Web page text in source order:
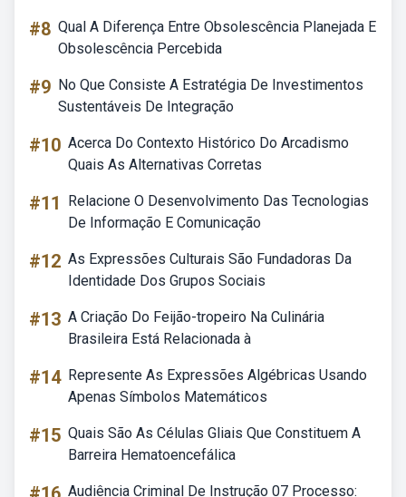
#8 Qual A Diferença Entre Obsolescência Planejada E
Obsolescência Percebida
#9 No Que Consiste A Estratégia De Investimentos
Sustentáveis De Integração
#10 Acerca Do Contexto Histórico Do Arcadismo
Quais As Alternativas Corretas
#11
Relacione O Desenvolvimento Das Tecnologias
De Informação E Comunicação
#12 As Expressões Culturais São Fundadoras Da
Identidade Dos Grupos Sociais
#13 A Criação Do Feijão-tropeiro Na Culinária
Brasileira Está Relacionada à
#14 Represente As Expressões Algébricas Usando
Apenas Símbolos Matemáticos
#15 Quais São As Células Gliais Que Constituem A
Barreira Hematoencefálica
Audiência Criminal De Instrução 07 Processo: